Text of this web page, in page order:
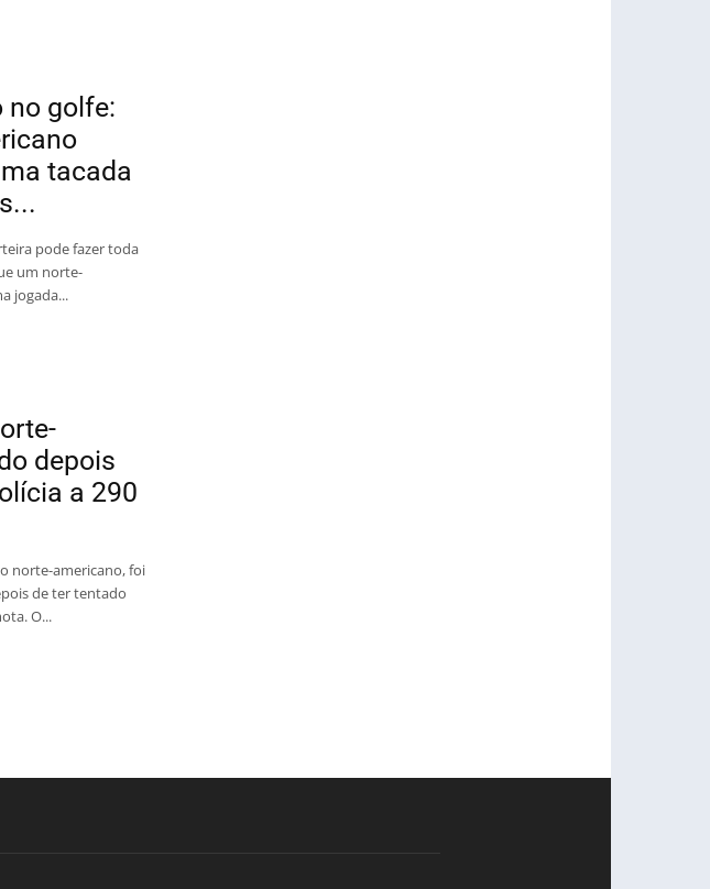
no golfe:
tacada
pode fazer toda
um norte-
jogada...
depois
a 290
norte-americano, foi
de ter tentado
O...